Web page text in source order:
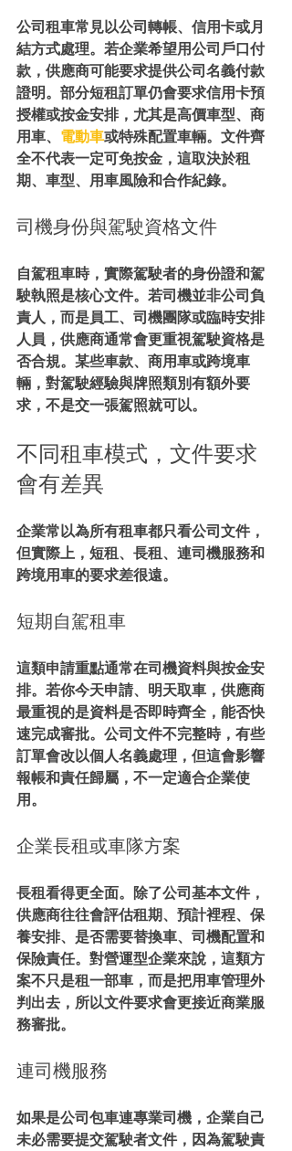
公司租車常見以公司轉帳、信用卡或月
結方式處理。若企業希望用公司戶口付
款，供應商可能要求提供公司名義付款
證明。部分短租訂單仍會要求信用卡預
授權或按金安排，尤其是高價車型、商
用車、 電動車或特殊配置車輛。文件齊
全不代表一定可免按金，這取決於租
期、車型、用車風險和合作紀錄。
司機身份與駕駛資格文件
自駕租車時，實際駕駛者的身份證和駕
駛執照是核心文件。若司機並非公司負
責人，而是員工、司機團隊或臨時安排
人員，供應商通常會更重視駕駛資格是
否合規。某些車款、商用車或跨境車
輛，對駕駛經驗與牌照類別有額外要
求，不是交一張駕照就可以。
不同租車模式，文件要求
會有差異
企業常以為所有租車都只看公司文件，
但實際上，短租、長租、連司機服務和
跨境用車的要求差很遠。
短期自駕租車
這類申請重點通常在司機資料與按金安
排。若你今天申請、明天取車，供應商
最重視的是資料是否即時齊全，能否快
速完成審批。公司文件不完整時，有些
訂單會改以個人名義處理，但這會影響
報帳和責任歸屬，不一定適合企業使
用。
企業長租或車隊方案
長租看得更全面。除了公司基本文件，
供應商往往會評估租期、預計裡程、保
養安排、是否需要替換車、司機配置和
保險責任。對營運型企業來說，這類方
案不只是租一部車，而是把用車管理外
判出去，所以文件要求會更接近商業服
務審批。
連司機服務
如果是公司包車連專業司機，企業自己
未必需要提交駕駛者文件，因為駕駛責